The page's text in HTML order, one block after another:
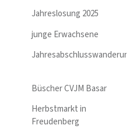
Jahreslosung 2025
junge Erwachsene
Jahresabschlusswanderung
Büscher CVJM Basar
Herbstmarkt in
Freudenberg